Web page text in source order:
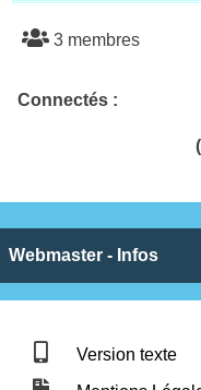
3 membres
Connectés :
Webmaster - Infos
Version texte